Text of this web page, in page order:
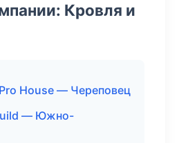
Кровля и
House — Череповец
— Южно-